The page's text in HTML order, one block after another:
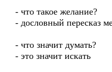
- что такое желание?
- дословный пересказ
- что значит думать?
- это значит искать